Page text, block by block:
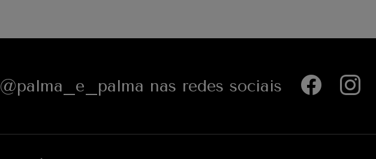
@palma_e_palma nas redes sociais